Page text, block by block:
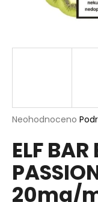
Průměrné
produktu
je
0,0
5
hvězdiček.
Neohodnoceno
ELF
20mg/
í
D